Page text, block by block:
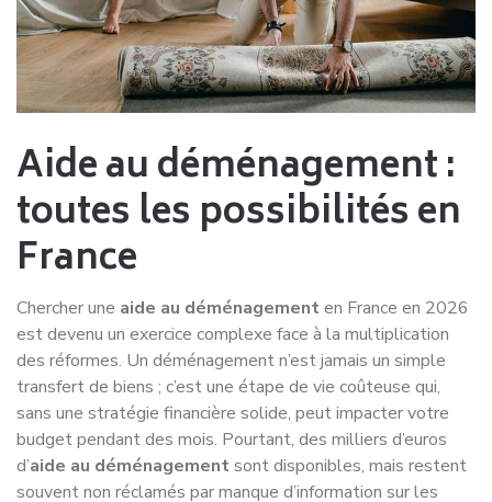
Aide au déménagement :
toutes les possibilités en
France
Chercher une aide au déménagementen France en 2026
est devenu un exercice complexe face à la multiplication
des réformes. Un déménagement n’est jamais un simple
transfert de biens ; c’est une étape de vie coûteuse qui,
sans une stratégie financière solide, peut impacter votre
budget pendant des mois. Pourtant, des milliers d’euros
d’aide au déménagementsont disponibles, mais restent
souvent non réclamés par manque d’information sur les